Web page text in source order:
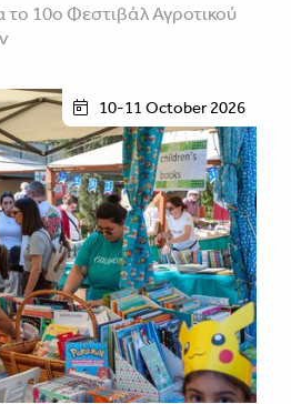
το 10ο Φεστιβάλ Αγροτικού
10-11 October 2026